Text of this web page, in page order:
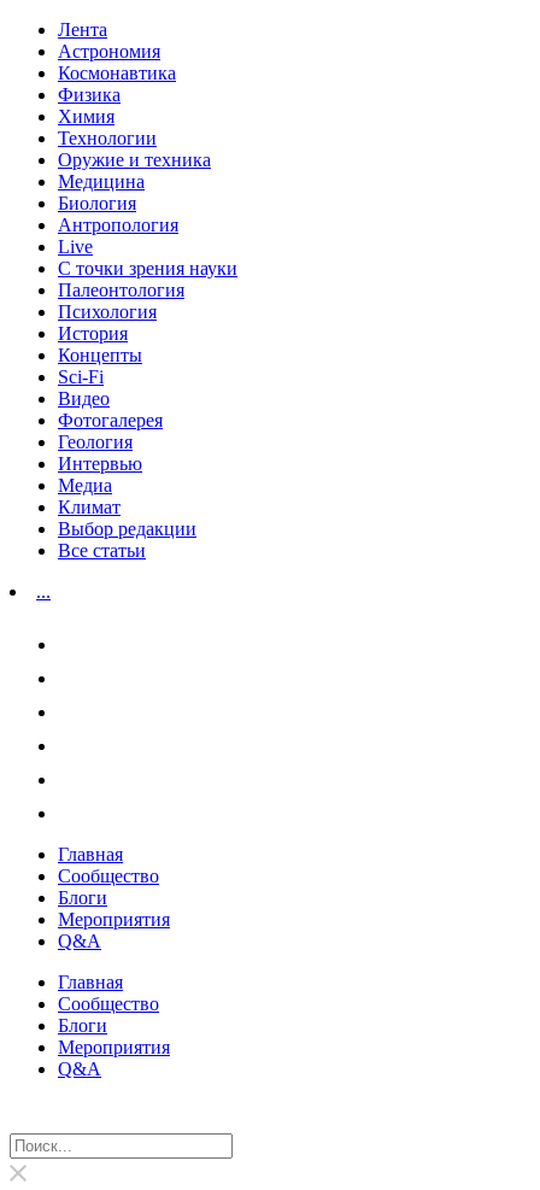
Лента
Астрономия
Космонавтика
Физика
Химия
Технологии
Оружие и техника
Медицина
Биология
Антропология
Live
С точки зрения науки
Палеонтология
Психология
История
Концепты
Sci-Fi
Видео
Фотогалерея
Геология
Интервью
Медиа
Климат
Выбор редакции
Все статьи
...
Главная
Сообщество
Блоги
Мероприятия
Q&A
Главная
Сообщество
Блоги
Мероприятия
Q&A